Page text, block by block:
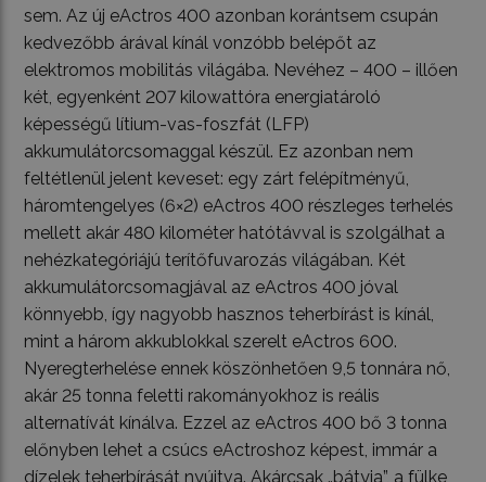
sem. Az új eActros 400 azonban korántsem csupán
kedvezőbb árával kínál vonzóbb belépőt az
elektromos mobilitás világába. Nevéhez – 400 – illően
két, egyenként 207 kilowattóra energiatároló
képességű lítium-vas-foszfát (LFP)
akkumulátorcsomaggal készül. Ez azonban nem
feltétlenül jelent keveset: egy zárt felépítményű,
háromtengelyes (6×2) eActros 400 részleges terhelés
mellett akár 480 kilométer hatótávval is szolgálhat a
nehézkategóriájú terítőfuvarozás világában. Két
akkumulátorcsomagjával az eActros 400 jóval
könnyebb, így nagyobb hasznos teherbírást is kínál,
mint a három akkublokkal szerelt eActros 600.
Nyeregterhelése ennek köszönhetően 9,5 tonnára nő,
akár 25 tonna feletti rakományokhoz is reális
alternatívát kínálva. Ezzel az eActros 400 bő 3 tonna
előnyben lehet a csúcs eActroshoz képest, immár a
dízelek teherbírását nyújtva. Akárcsak „bátyja”, a fülke